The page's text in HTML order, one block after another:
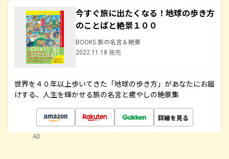
今すぐ旅に出たくなる！地球の歩き方
のことばと絶景１００
BOOKS 旅の名言＆絶景
2022.11.18 発売
世界を４０年以上歩いてきた「地球の歩き方」があなたにお届
けする、人生を輝かせる旅の名言と癒やしの絶景集
詳細を見る
AD